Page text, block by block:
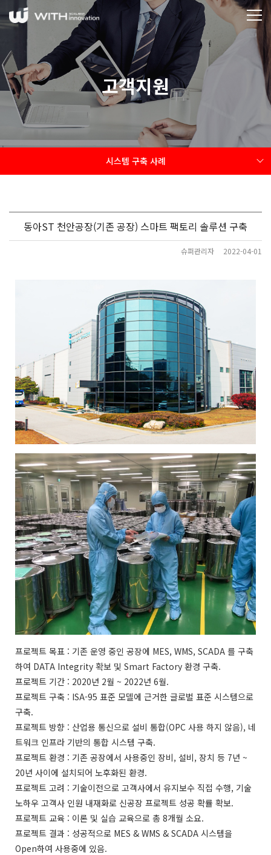
고객지원
시스템 구축 사례
동아ST 천안공장(기존 공장) 스마트 팩토리 솔루션 구축
슈퍼관리자 2022-04-01
프로젝트 목표 : 기존 운영 중인 공장에 MES, WMS, SCADA 를 구축
하여 DATA Integrity 확보 및 Smart Factory 환경 구축.
프로젝트 기간 : 2020년 2월 ~ 2022년 6월.
프로젝트 구축 : ISA-95 표준 모델에 근거한 글로벌 표준 시스템으로
구축.
프로젝트 방향 : 산업용 통신으로 설비 통합(OPC 사용 하지 않음), 네
트워크 인프라 기반의 통합 시스템 구축.
프로젝트 환경 : 기존 공장에서 사용중인 장비, 설비, 장치 등 7년 ~
20년 사이에 설치되어 노후화된 환경.
프로젝트 고려 : 기술이전으로 고객사에서 유지보수 직접 수행, 기술
노하우 고객사 인원 내재화로 신공장 프로젝트 성공 확률 확보.
프로젝트 교육 : 이론 및 실습 교육으로 총 8개월 소요.
프로젝트 결과 : 성공적으로 MES & WMS & SCADA 시스템을
Open하여 사용중에 있음.